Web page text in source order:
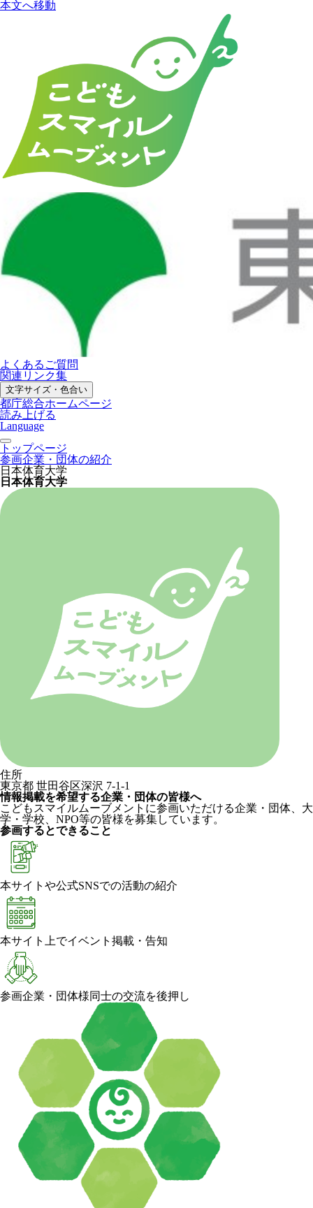
本文へ移動
よくあるご質問
関連リンク集
文字サイズ・色合い
都庁総合ホームページ
読み上げる
Language
トップページ
参画企業・団体の紹介
日本体育大学
日本体育大学
住所
東京都 世田谷区深沢 7-1-1
情報掲載を希望する企業・団体の皆様へ
こどもスマイルムーブメントに参画いただける企業・団体、大
学・学校、NPO等の皆様を募集しています。
参画するとできること
本サイトや公式SNSでの活動の紹介
本サイト上でイベント掲載・告知
参画企業・団体様同士の交流を後押し